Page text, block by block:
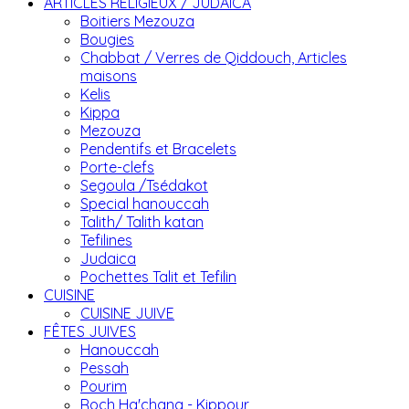
Boitiers Mezouza
Bougies
Chabbat / Verres de Qiddouch, Articles
maisons
Kelis
Kippa
Mezouza
Pendentifs et Bracelets
Porte-clefs
Segoula /Tsédakot
Special hanouccah
Talith/ Talith katan
Tefilines
Judaica
Pochettes Talit et Tefilin
CUISINE
CUISINE JUIVE
FÊTES JUIVES
Hanouccah
Pessah
Pourim
Roch Ha'chana - Kippour